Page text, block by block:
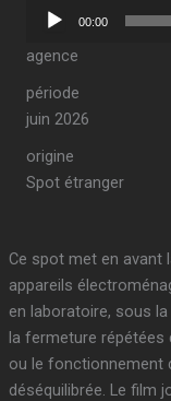
Lecteur
00:00
agence
période
juin 2026
origine
Spot étranger
Ce spot met en avant
appareils
en laboratoire, sous
la fermeture répétées
ou le fonctionnement
déséquilibrée. Le film